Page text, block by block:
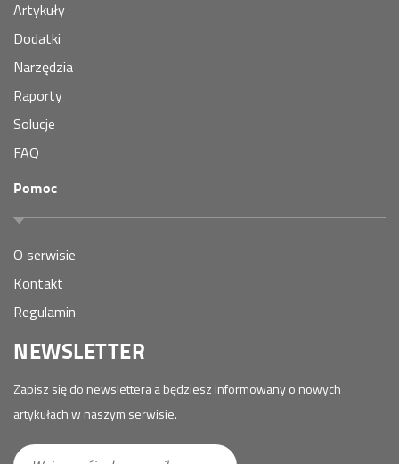
Artykuły
Dodatki
Narzędzia
Raporty
Solucje
FAQ
Pomoc
O serwisie
Kontakt
Regulamin
NEWSLETTER
Zapisz się do newslettera a będziesz informowany o nowych
artykułach w naszym serwisie.